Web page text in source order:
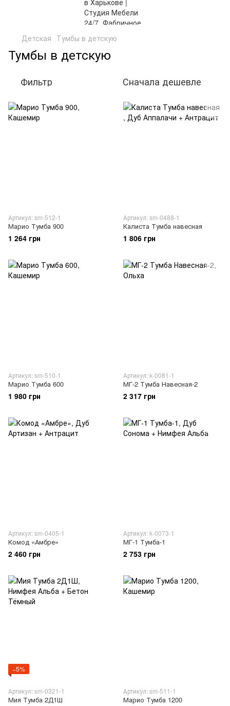
Детская Тумбы в детскую
Тумбы в детскую
Фильтр Сначала дешевле
Артикул: sm-512-1
Марио Тумба 900
1 264 грн
Артикул: sm-0488-1
Калиста Тумба навесная
1 806 грн
Артикул: sm-510-1
Марио Тумба 600
1 980 грн
Артикул: k-0081-1
МГ-2 Тумба Навесная-2
2 317 грн
Артикул: sm-0405-1
Комод «Амбре»
2 460 грн
Артикул: k-0073-1
МГ-1 Тумба-1
2 753 грн
−5%
Артикул: sm-0321-1
Мия Тумба 2Д1Ш
Артикул: sm-511-1
Марио Тумба 1200